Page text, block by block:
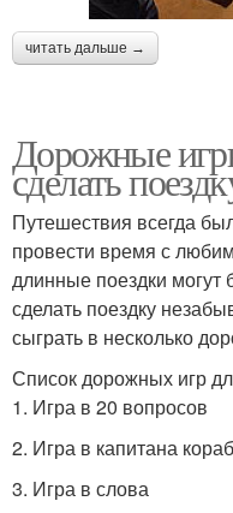
читать дальше →
Дорожные
сделать
Путешествия всегда
провести время с
длинные поездки могут
сделать поездку
сыграть в несколько
Список дорожных игр
1. Игра в 20 вопросов
2. Игра в капитана
3. Игра в слова